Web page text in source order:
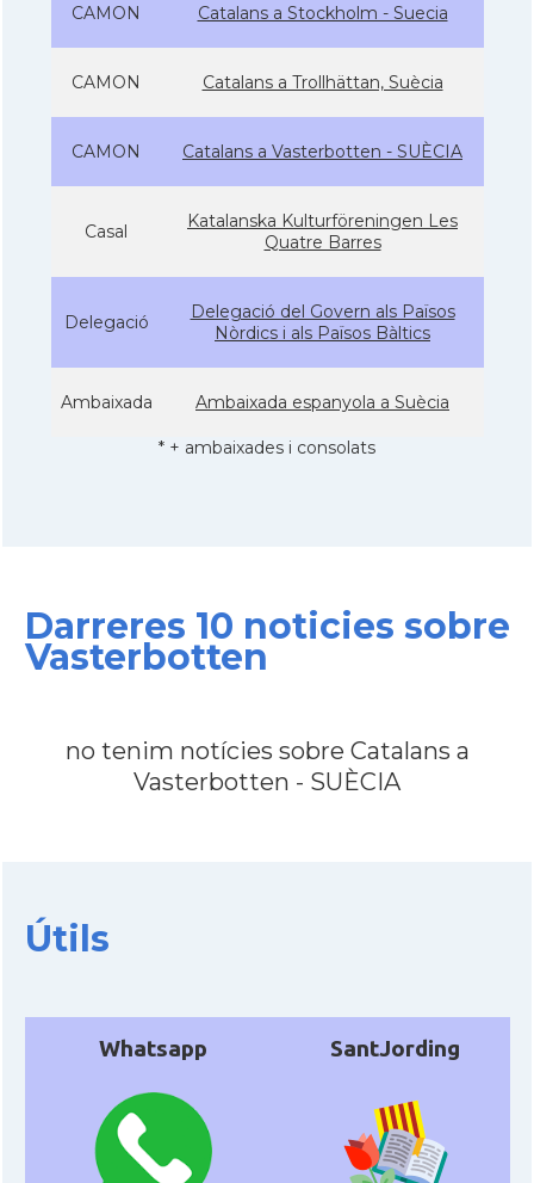
CAMON Catalans a Stockholm - Suecia
CAMON Catalans a Trollhättan, Suècia
CAMON Catalans a Vasterbotten - SUÈCIA
Casal
Katalanska Kulturföreningen Les
Quatre Barres
Delegació
Delegació del Govern als Països
Nòrdics i als Països Bàltics
Ambaixada Ambaixada espanyola a Suècia
* + ambaixades i consolats
Darreres 10 noticies sobre
Vasterbotten
no tenim notícies sobre Catalans a
Vasterbotten - SUÈCIA
Útils
Whatsapp SantJording